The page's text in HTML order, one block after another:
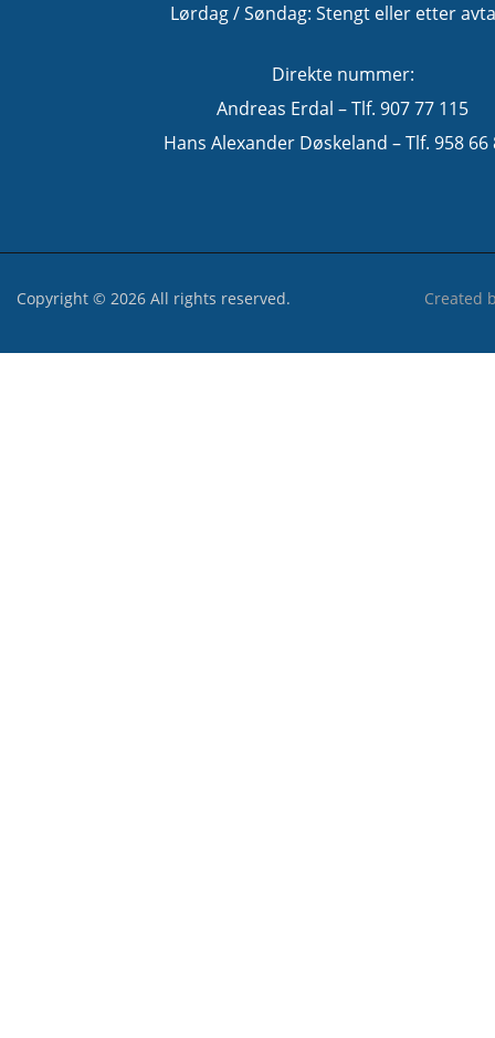
Lørdag / Søndag: Stengt eller etter
Direkte nummer:
Andreas Erdal – Tlf. 907 77 115
Hans Alexander Døskeland – Tlf. 958 66
Copyright © 2026 All rights reserved. Created